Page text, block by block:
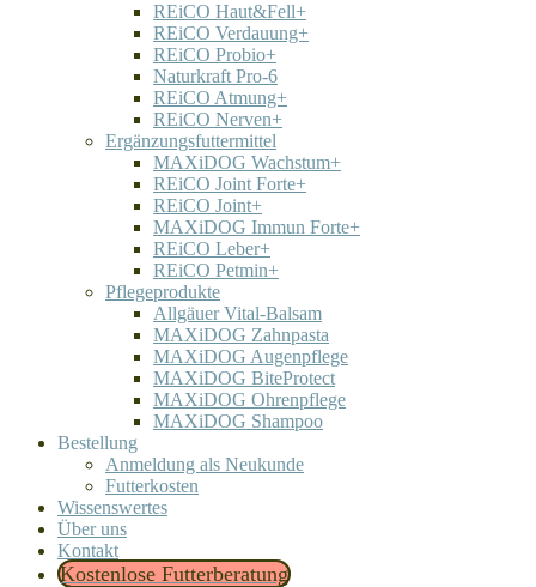
REiCO Haut&Fell+
REiCO Verdauung+
REiCO Probio+
Naturkraft Pro-6
REiCO Atmung+
REiCO Nerven+
Ergänzungsfuttermittel
MAXiDOG Wachstum+
REiCO Joint Forte+
REiCO Joint+
MAXiDOG Immun Forte+
REiCO Leber+
REiCO Petmin+
Pflegeprodukte
Allgäuer Vital-Balsam
MAXiDOG Zahnpasta
MAXiDOG Augenpflege
MAXiDOG BiteProtect
MAXiDOG Ohrenpflege
MAXiDOG Shampoo
Bestellung
Anmeldung als Neukunde
Futterkosten
Wissenswertes
Über uns
Kontakt
Kostenlose Futterberatung